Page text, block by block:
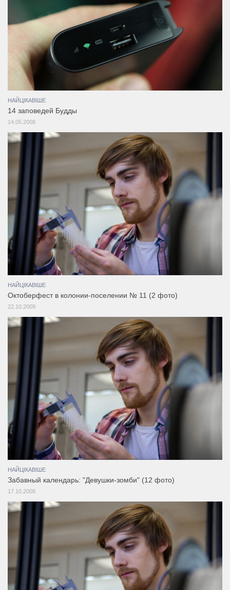
НАЙЦІКАВІШЕ
14 заповедей Будды
14.05.2008
НАЙЦІКАВІШЕ
Октоберфест в колонии-поселении № 11 (2 фото)
22.10.2009
НАЙЦІКАВІШЕ
Забавный календарь: "Девушки-зомби" (12 фото)
17.10.2008